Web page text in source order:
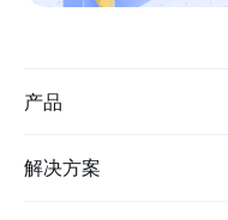
产品
解决方案